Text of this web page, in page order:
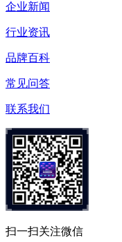
企业新闻
行业资讯
品牌百科
常见问答
联系我们
扫一扫关注微信